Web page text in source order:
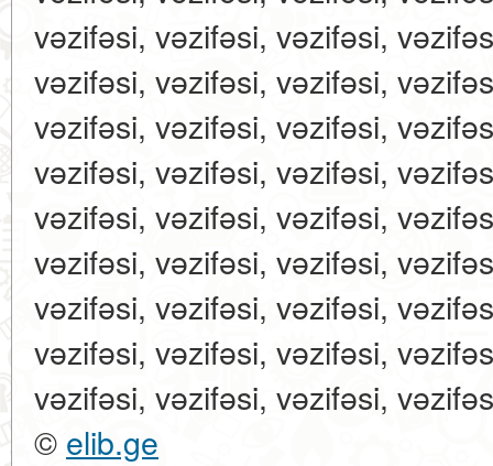
vəzifəsi, vəzifəsi, vəzifəsi,
vəzifəsi, vəzifəsi, vəzifəsi,
vəzifəsi, vəzifəsi, vəzifəsi,
vəzifəsi, vəzifəsi, vəzifəsi,
vəzifəsi, vəzifəsi, vəzifəsi,
vəzifəsi, vəzifəsi, vəzifəsi,
vəzifəsi, vəzifəsi, vəzifəsi,
vəzifəsi, vəzifəsi, vəzifəsi,
vəzifəsi, vəzifəsi, vəzifəsi,
© elib.ge